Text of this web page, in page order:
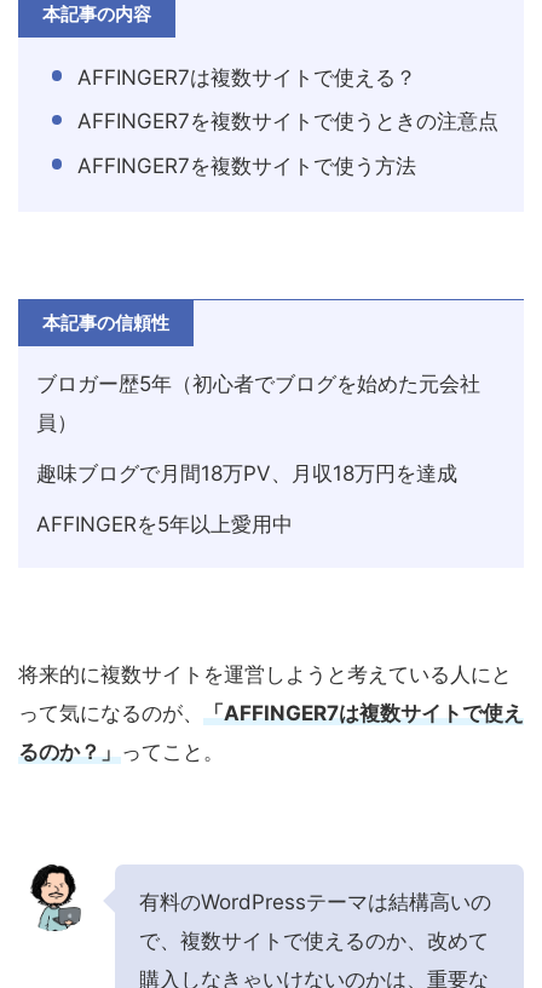
本記事の内容
AFFINGER7は複数サイトで使える？
AFFINGER7を複数サイトで使うときの注意点
AFFINGER7を複数サイトで使う方法
本記事の信頼性
ブロガー歴5年（初心者でブログを始めた元会社
員）
趣味ブログで月間18万PV、月収18万円を達成
AFFINGERを5年以上愛用中
将来的に複数サイトを運営しようと考えている人にと
って気になるのが、 「AFFINGER7は複数サイトで使え
るのか？」ってこと。
有料のWordPressテーマは結構高いの
で、複数サイトで使えるのか、改めて
購入しなきゃいけないのかは、重要な